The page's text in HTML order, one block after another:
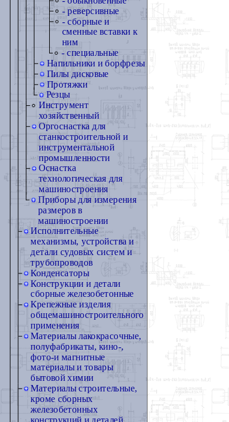
- реверсивные
- сборные и
сменные вставки к
ним
- специальные
Напильники и борфрезы
Пилы дисковые
Протяжки
Резцы
Инструмент
хозяйственный
Оргоснастка для
станкостроительной и
инструментальной
промышленности
Оснастка
технологическая для
машиностроения
Приборы для измерения
размеров в
машиностроении
Исполнительные
механизмы, устройства и
детали судовых систем и
трубопроводов
Конденсаторы
Конструкции и детали
сборные железобетонные
Крепежные изделия
общемашиностроительного
применения
Материалы лакокрасочные,
полуфабрикаты, кино-,
фото-и магнитные
материалы и товары
бытовой химии
Материалы строительные,
кроме сборных
железобетонных
конструкций и деталей